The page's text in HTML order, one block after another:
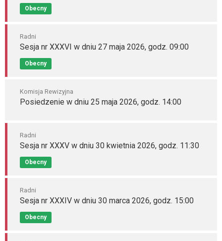
Obecny
Radni
Sesja nr XXXVI w dniu 27 maja 2026, godz. 09:00
Obecny
Komisja Rewizyjna
Posiedzenie w dniu 25 maja 2026, godz. 14:00
Radni
Sesja nr XXXV w dniu 30 kwietnia 2026, godz. 11:30
Obecny
Radni
Sesja nr XXXIV w dniu 30 marca 2026, godz. 15:00
Obecny